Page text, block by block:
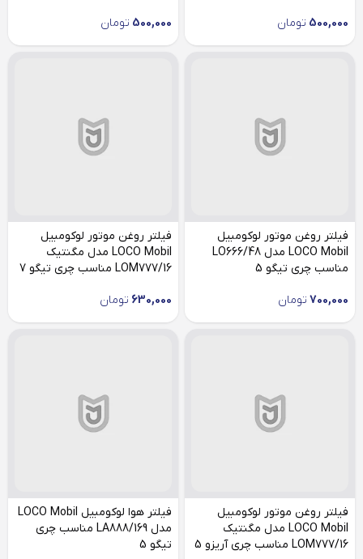
500,000 تومان 500,000 تومان
فیلتر روغن موتور لوکومبیل
LOCO Mobil مدل LO666/48
مناسب چری تیگو 5
700,000 تومان
فیلتر روغن موتور لوکومبیل
LOCO Mobil مدل مگنتیک
LOM777/16 مناسب چری تیگو 7
630,000 تومان
فیلتر روغن موتور لوکومبیل
LOCO Mobil مدل مگنتیک
LOM777/16 مناسب چری آریزو 5
فیلتر هوا لوکومبیل LOCO Mobil
مدل LA888/169 مناسب چری
تیگو 5